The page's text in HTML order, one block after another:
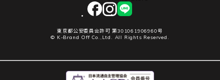
facebookinstagram
LINE
東京都公安委員会許可 第301061906960号
© K-Brand Off Co.,Ltd. All Rights Reserved.